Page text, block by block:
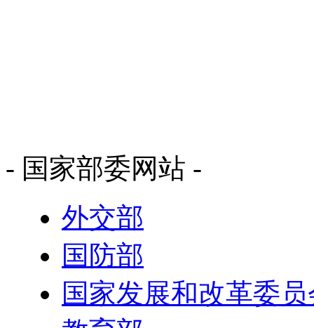
- 国家部委网站 -
外交部
国防部
国家发展和改革委